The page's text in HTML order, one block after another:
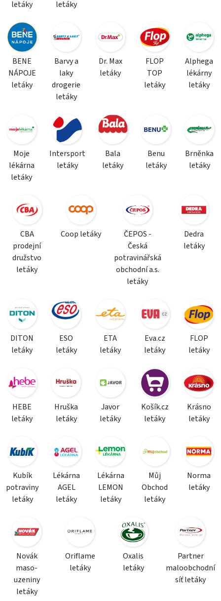
letáky letáky
BENE
NÁPOJE
letáky
Barvy a
laky
drogerie
letáky
Dr. Max
letáky
FLOP
TOP
letáky
Alphega
lékárny
letáky
Moje
lékárna
letáky
Intersport
letáky
Bala
letáky
Benu
letáky
Brněnka
letáky
CBA
prodejní
družstvo
letáky
Coop letáky
ČEPOS -
Česká
potravinářská
obchodní a.s.
letáky
Dedra
letáky
DITON
letáky
ESO
letáky
ETA
letáky
Eva.cz
letáky
FLOP
letáky
HEBE
letáky
Hruška
letáky
Javor
letáky
Košík.cz
letáky
Krásno
letáky
Kubík
potraviny
letáky
Lékárna
AGEL
letáky
Lékárna
LEMON
letáky
Můj
Obchod
letáky
Norma
letáky
Novák
maso-
uzeniny
letáky
Oriflame
letáky
Oxalis
letáky
Partner
maloobchodní
síť letáky